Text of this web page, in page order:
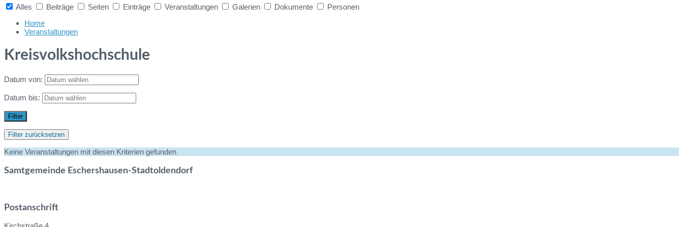
Alles
Beiträge Seiten Einträge Veranstaltungen Galerien Dokumente Personen
search
Home
Veranstaltungen
Kreisvolkshochschule
Datum von:
Datum bis:
Filter
Filter zurücksetzen
Keine Veranstaltungen mit diesen Kriterien gefunden
Samtgemeinde Eschershausen-Stadtoldendorf
Postanschrift